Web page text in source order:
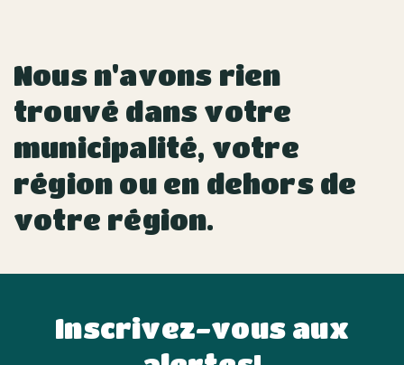
Nous n'avons rien
trouvé dans votre
municipalité, votre
région ou en dehors de
votre région.
Inscrivez-vous aux